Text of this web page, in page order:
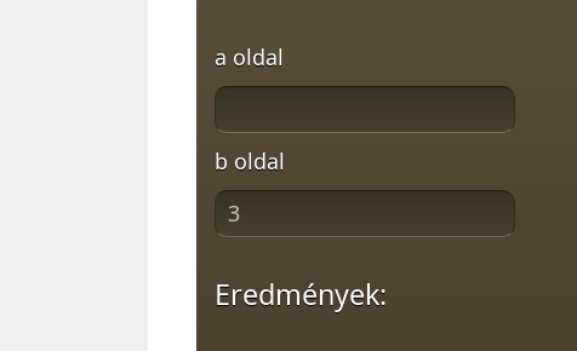
a oldal
b oldal
Eredmények: